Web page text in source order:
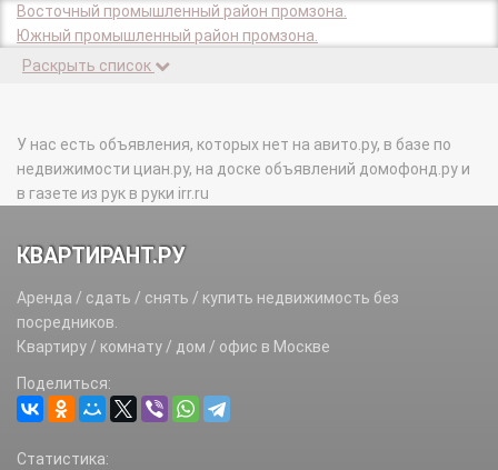
Восточный промышленный район промзона.
Южный промышленный район промзона.
Раскрыть список
У нас есть объявления, которых нет на авито.ру, в базе по
недвижимости циан.ру, на доске объявлений домофонд.ру и
в газете из рук в руки irr.ru
КВАРТИРАНТ.РУ
Аренда / сдать / снять / купить недвижимость без
посредников.
Квартиру / комнату / дом / офис в Москве
Поделиться:
Статистика: